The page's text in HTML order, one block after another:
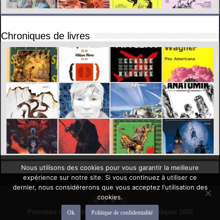
Chroniques de livres
Promoteur officiel des mondes de l'imaginaire depuis 1992
Nous utilisons des cookies pour vous garantir la meilleure
expérience sur notre site. Si vous continuez à utiliser ce
dernier, nous considérerons que vous acceptez l'utilisation des
cookies.
Ok Politique de confidentialité